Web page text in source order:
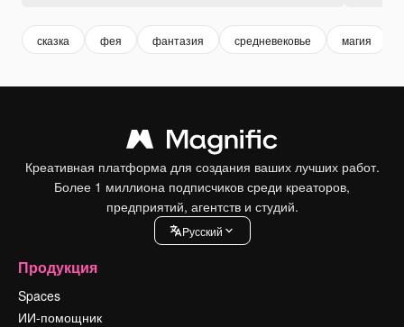
сказка фея фантазия средневековье магия
Креативная платформа для создания ваших лучших работ.
Более 1 миллиона подписчиков среди креаторов,
предприятий, агентств и студий.
Pусский
Продукция
Spaces
ИИ-помощник